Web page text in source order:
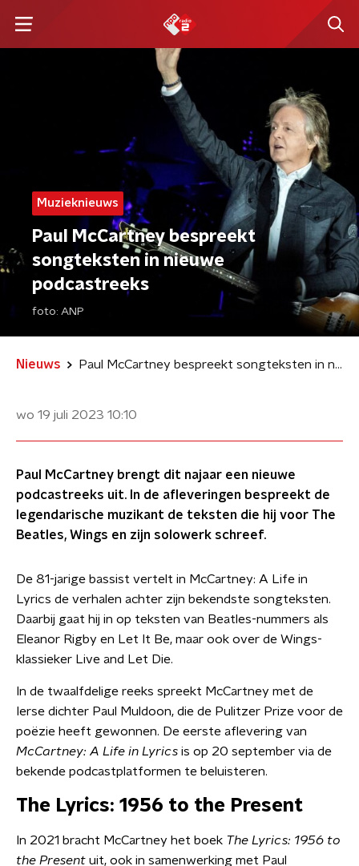
Muzieknieuws
Paul McCartney bespreekt
songteksten in nieuwe
podcastreeks
foto: ANP
Nieuws Paul McCartney bespreekt songteksten in nieuwe podcastreeks
wo 19 juli 2023 10:10
Paul McCartney brengt dit najaar een nieuwe
podcastreeks uit. In de afleveringen bespreekt de
legendarische muzikant de teksten die hij voor The
Beatles, Wings en zijn solowerk schreef.
De 81-jarige bassist vertelt in McCartney: A Life in
Lyrics de verhalen achter zijn bekendste songteksten.
Daarbij gaat hij in op teksten van Beatles-nummers als
Eleanor Rigby en Let It Be, maar ook over de Wings-
klassieker Live and Let Die.
In de twaalfdelige reeks spreekt McCartney met de
Ierse dichter Paul Muldoon, die de Pulitzer Prize voor de
poëzie heeft gewonnen. De eerste aflevering van
McCartney: A Life in Lyrics is op 20 september via de
bekende podcastplatformen te beluisteren.
The Lyrics: 1956 to the Present
In 2021 bracht McCartney het boek The Lyrics: 1956 to
the Present uit, ook in samenwerking met Paul